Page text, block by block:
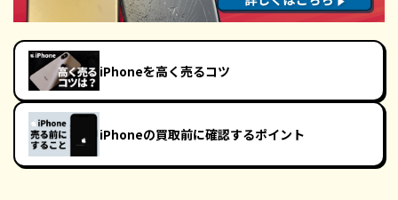
iPhoneを高く売るコツ
iPhoneの買取前に確認するポイント